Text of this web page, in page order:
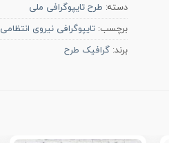
دسته: طرح تایپوگرافی ملی
برچسب:تایپوگرافی نیروی انتظامی
برند:گرافیک طرح